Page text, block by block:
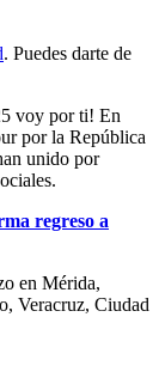
. Puedes darte de
voy por ti! En
por la República
unido por
regreso a
en Mérida,
Veracruz, Ciudad